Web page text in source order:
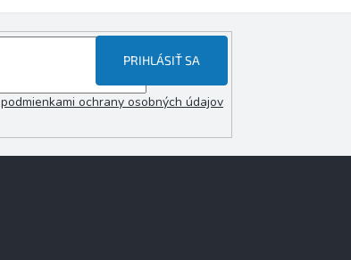
podmienkami ochrany osobných údajov
PRIHLÁSIŤ SA